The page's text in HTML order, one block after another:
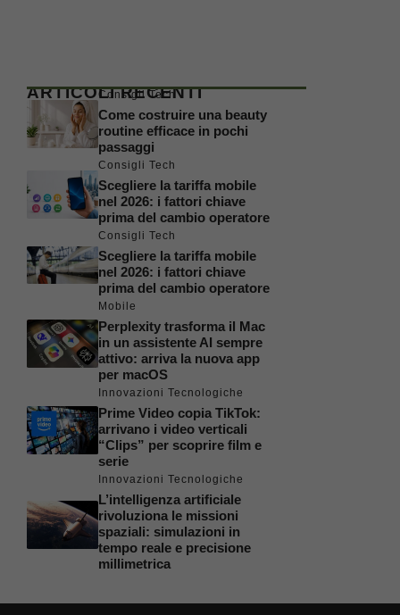
ARTICOLI RECENTI
Consigli Tech
Come costruire una beauty
routine efficace in pochi
passaggi
Consigli Tech
Scegliere la tariffa mobile
nel 2026: i fattori chiave
prima del cambio operatore
Consigli Tech
Scegliere la tariffa mobile
nel 2026: i fattori chiave
prima del cambio operatore
Mobile
Perplexity trasforma il Mac
in un assistente AI sempre
attivo: arriva la nuova app
per macOS
Innovazioni Tecnologiche
Prime Video copia TikTok:
arrivano i video verticali
“Clips” per scoprire film e
serie
Innovazioni Tecnologiche
L’intelligenza artificiale
rivoluziona le missioni
spaziali: simulazioni in
tempo reale e precisione
millimetrica